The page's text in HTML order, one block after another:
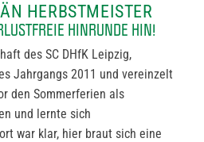
HERBSTMEISTER
HINRUNDE HIN!
des SC DHfK Leipzig,
Jahrgangs 2011 und vereinzelt
den Sommerferien als
und lernte sich
war klar, hier braut sich eine